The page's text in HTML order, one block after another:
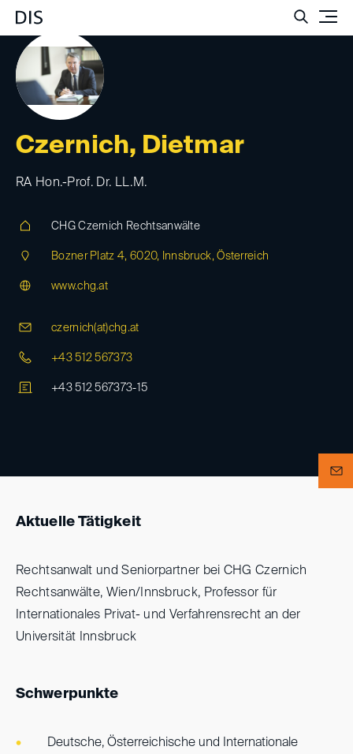
Czernich, Dietmar
RA Hon.-Prof. Dr. LL.M.
CHG Czernich Rechtsanwälte
Bozner Platz 4, 6020, Innsbruck, Österreich
www.chg.at
czernich(at)chg.at
+43 512 567373
+43 512 567373-15
Aktuelle Tätigkeit
Rechtsanwalt und Seniorpartner bei CHG Czernich
Rechtsanwälte, Wien/Innsbruck, Professor für
Internationales Privat- und Verfahrensrecht an der
Universität Innsbruck
Schwerpunkte
Deutsche, Österreichische und Internationale